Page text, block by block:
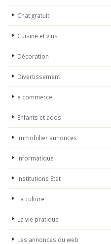
Chat gratuit
Cuisine et vins
Décoration
Divertissement
e commerce
Enfants et ados
Immobilier annonces
Informatique
Institutions Etat
La culture
La vie pratique
Les annonces du web